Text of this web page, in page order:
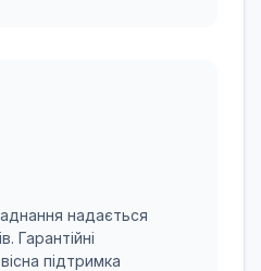
надається
Гарантійні
підтримка